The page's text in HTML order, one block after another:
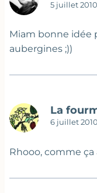
5 juillet
Miam bonne idée
aubergines ;))
La
6 juillet
Rhooo, comme ça